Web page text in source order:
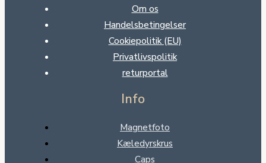
Om os
Handelsbetingelser
Cookiepolitik (EU)
Privatlivspolitik
returportal
Info
Magnetfoto
Kæledyrskrus
Caps